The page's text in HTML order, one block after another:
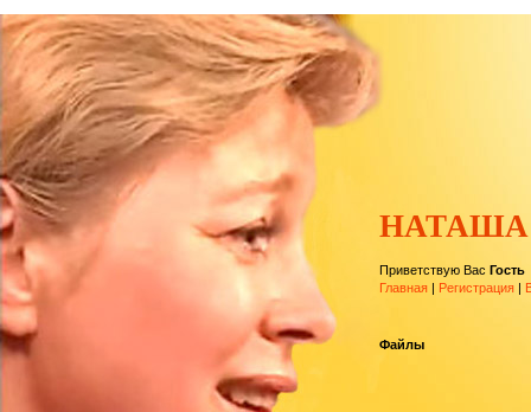
Приветствую Вас Гость
Главная | Регистрация |
Файлы